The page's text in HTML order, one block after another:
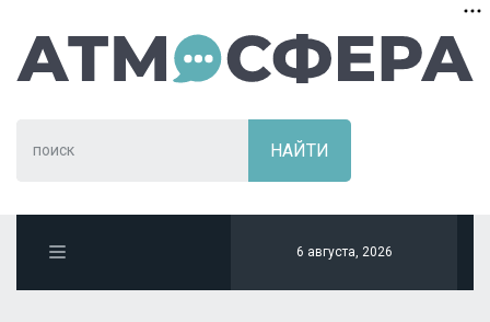
6 августа, 2026